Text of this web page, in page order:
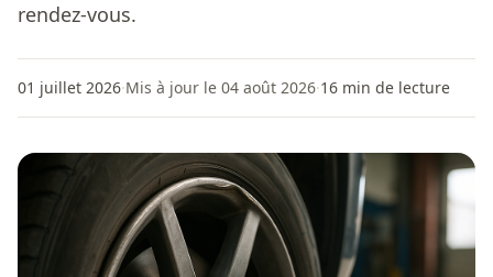
rendez-vous.
01 juillet 2026·Mis à jour le 04 août 2026·16 min de lecture